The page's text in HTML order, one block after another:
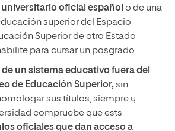
oficial español o de una
superior del Espacio
Superior de otro Estado
para cursar un posgrado.
un sistema educativo fuera del
de Educación Superior,sin
sus títulos, siempre y
compruebe que ests
oficiales que dan acceso a